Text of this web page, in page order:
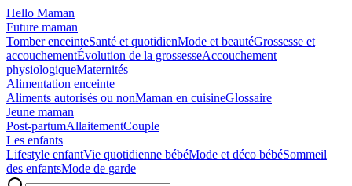
Hello Maman
Future maman
Tomber enceinteSanté et quotidienMode et beautéGrossesse et
accouchementÉvolution de la grossesseAccouchement
physiologiqueMaternités
Alimentation enceinte
Aliments autorisés ou nonMaman en cuisineGlossaire
Jeune maman
Post-partumAllaitementCouple
Les enfants
Lifestyle enfantVie quotidienne bébéMode et déco bébéSommeil
des enfantsMode de garde